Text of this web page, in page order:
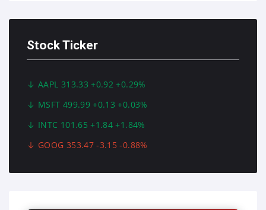
Stock Ticker
AAPL 313.33 +0.92 +0.29%
MSFT 499.99 +0.13 +0.03%
INTC 101.65 +1.84 +1.84%
GOOG 353.47 -3.15 -0.88%